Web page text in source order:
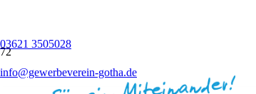
03621 3505028
info@gewerbeverein-gotha.de